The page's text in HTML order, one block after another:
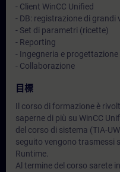
- Client WinCC Unified
- DB: registrazione di grandi
- Set di parametri (ricette)
- Reporting
- Ingegneria e
- Collaborazione
目標
Il corso di formazione è
saperne di più su WinCC
del corso di sistema (TIA-
seguito vengono trasmessi
Runtime.
Al termine del corso sarete